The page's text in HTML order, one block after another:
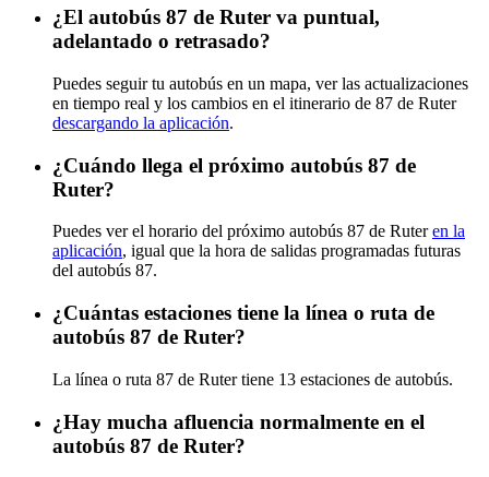
¿El autobús 87 de Ruter va puntual,
adelantado o retrasado?
Puedes seguir tu autobús en un mapa, ver las actualizaciones
en tiempo real y los cambios en el itinerario de 87 de Ruter
descargando la aplicación.
¿Cuándo llega el próximo autobús 87 de
Ruter?
Puedes ver el horario del próximo autobús 87 de Ruteren la
aplicación, igual que la hora de salidas programadas futuras
del autobús 87.
¿Cuántas estaciones tiene la línea o ruta de
autobús 87 de Ruter?
La línea o ruta 87 de Ruter tiene 13 estaciones de autobús.
¿Hay mucha afluencia normalmente en el
autobús 87 de Ruter?